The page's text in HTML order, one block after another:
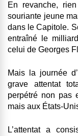
En revanche,
souriante jeune
dans le Capitole.
entraîné le
celui de Georges
Mais la journée
grave attentat
perpétré non pas
mais aux États-
L’attentat a